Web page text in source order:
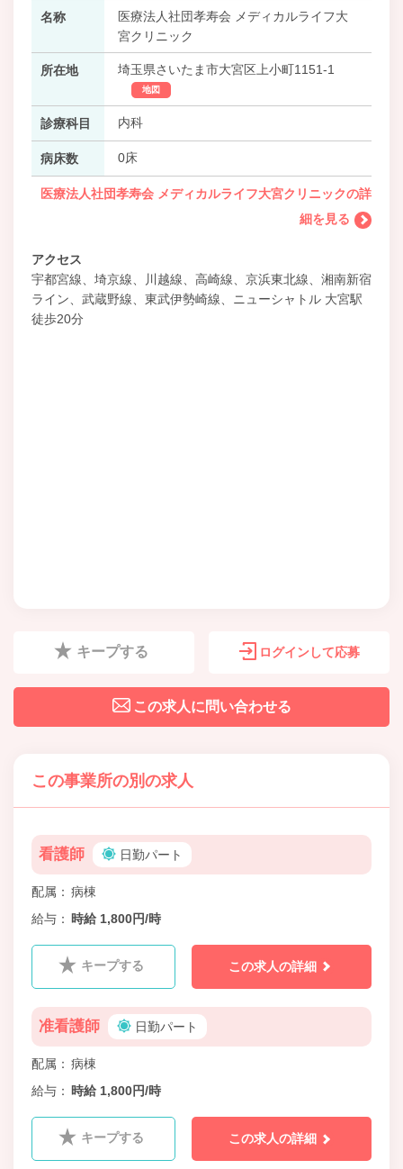
名称
医療法人社団孝寿会 メディカルライフ大
宮クリニック
所在地 埼玉県さいたま市大宮区上小町1151-1
地図
診療科目 内科
病床数 0床
医療法人社団孝寿会 メディカルライフ大宮クリニックの詳
細を見る
アクセス
宇都宮線、埼京線、川越線、高崎線、京浜東北線、湘南新宿
ライン、武蔵野線、東武伊勢崎線、ニューシャトル 大宮駅
徒歩20分
キープする ログインして応募
この求人に問い合わせる
この事業所の別の求人
看護師 日勤パート
配属
病棟
給与
時給 1,800円/時
キープする この求人の詳細
准看護師 日勤パート
配属
病棟
給与
時給 1,800円/時
キープする この求人の詳細